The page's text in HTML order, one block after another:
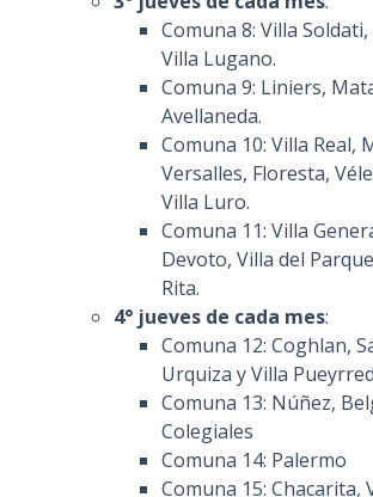
Comuna 8: Villa
Villa Lugano.
Comuna 9: Liniers,
Avellaneda.
Comuna 10: Villa Real,
Versalles, Floresta,
Villa Luro.
Comuna 11: Villa
Devoto, Villa del
Rita.
4° jueves de cada mes:
Comuna 12: Coghlan,
Urquiza y Villa
Comuna 13: Núñez,
Colegiales
Comuna 14: Palermo
Comuna 15: Chacarita,